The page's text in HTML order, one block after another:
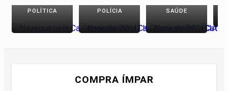
EM ALTA
POLÍTICA POLÍCIA SAÚDE
COMPRA ÍMPAR